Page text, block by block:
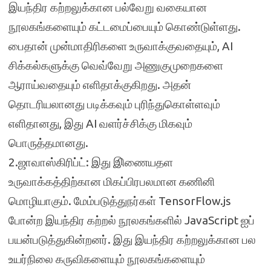
இயந்திர கற்றலுக்கான பல்வேறு வகையான
நூலகங்களையும் கட்டமைப்பையும் கொண்டுள்ளது.
பைதான் முன்மாதிரிகளை உருவாக்குவதையும், AI
சிக்கல்களுக்கு வெவ்வேறு அணுகுமுறைகளை
ஆராய்வதையும் எளிதாக்குகிறது. அதன்
தொடரியலானது படிக்கவும் புரிந்துகொள்ளவும்
எளிதானது, இது AI வளர்ச்சிக்கு மிகவும்
பொருத்தமானது.
2.ஜாவாஸ்கிரிப்ட்: இது இிணையதள
உருவாக்கத்திற்கான மிகப்பிரபலமான கணினி
மொழியாகும். மேம்படுத்துநர்கள் TensorFlow.js
போன்ற இயந்திர கற்றல் நூலகங்களில் JavaScript ஐப்
பயன்படுத்துகின்றனர். இது இயந்திர கற்றலுக்கான பல
உயர்நிலை கருவிகளையும் நூலகங்களையும்